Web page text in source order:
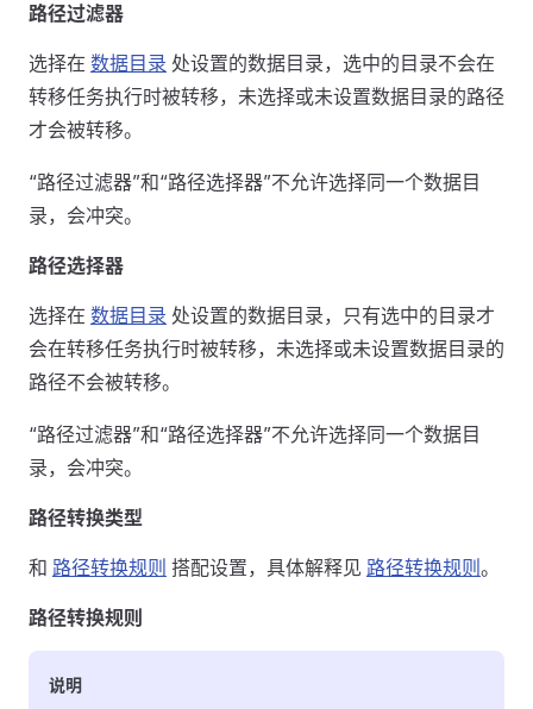
路径过滤器
选择在 数据目录 处设置的数据目录，选中的目录不会在
转移任务执行时被转移，未选择或未设置数据目录的路径
才会被转移。
“路径过滤器”和“路径选择器”不允许选择同一个数据目
录，会冲突。
路径选择器
选择在 数据目录 处设置的数据目录，只有选中的目录才
会在转移任务执行时被转移，未选择或未设置数据目录的
路径不会被转移。
“路径过滤器”和“路径选择器”不允许选择同一个数据目
录，会冲突。
路径转换类型
和 路径转换规则 搭配设置，具体解释见 路径转换规则 。
路径转换规则
说明